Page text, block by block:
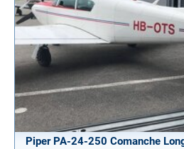
Piper PA-24-250 Comanche